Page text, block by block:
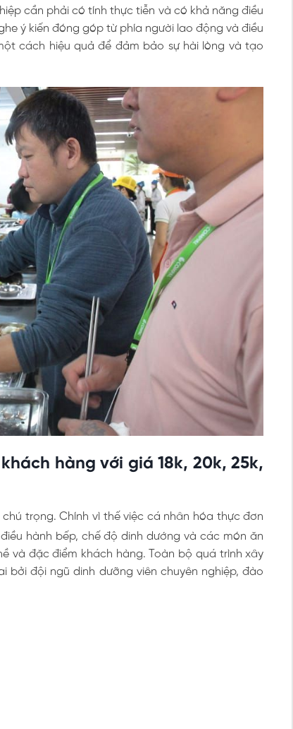
cần phải có tính thực tiễn và có khả năng điều
ý kiến đóng góp từ phía người lao động và điều
cách hiệu quả để đảm bảo sự hài lòng và tạo
hàng với giá 18k, 20k, 25k,
trọng. Chính vì thế việc cá nhân hóa thực đơn
hành bếp, chế độ dinh dướng và các món ăn
và đặc điểm khách hàng. Toàn bộ quá trình xây
đội ngũ dinh dưỡng viên chuyên nghiệp, đào